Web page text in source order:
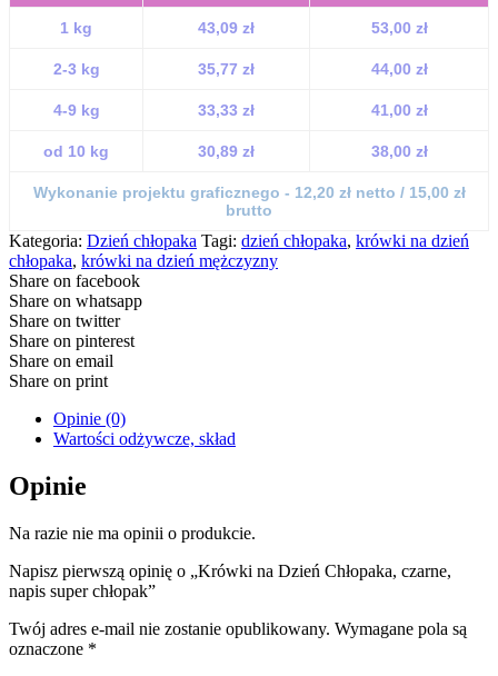
1 kg 43,09 zł 53,00 zł
2-3 kg 35,77 zł 44,00 zł
4-9 kg 33,33 zł 41,00 zł
od 10 kg 30,89 zł 38,00 zł
Wykonanie projektu graficznego - 12,20 zł netto / 15,00 zł
brutto
Kategoria: Dzień chłopaka Tagi: dzień chłopaka, krówki na dzień
chłopaka, krówki na dzień mężczyzny
Share on facebook
Share on whatsapp
Share on twitter
Share on pinterest
Share on email
Share on print
Opinie (0)
Wartości odżywcze, skład
Opinie
Na razie nie ma opinii o produkcie.
Napisz pierwszą opinię o „Krówki na Dzień Chłopaka, czarne,
napis super chłopak”
Twój adres e-mail nie zostanie opublikowany. Wymagane pola są
oznaczone *